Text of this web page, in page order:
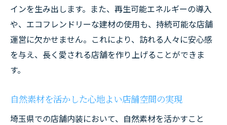
インを生み出します。また、再生可能エネルギーの導入
や、エコフレンドリーな建材の使用も、持続可能な店舗
運営に欠かせません。これにより、訪れる人々に安心感
を与え、長く愛される店舗を作り上げることができま
す。
自然素材を活かした心地よい店舗空間の実現
埼玉県での店舗内装において、自然素材を活かすこと